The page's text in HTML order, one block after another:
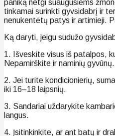
paniką netgi suaugusiems
tinkamai surinkti gyvsidabrį ir
nenukentėtų patys ir artimieji.
Ką daryti, jeigu sudužo
1. Išveskite visus iš patalpos,
Nepamirškite ir naminių gyvūnų.
2. Jei turite kondicionierių,
iki 16–18 laipsnių.
3. Sandariai uždarykite
langus.
4. Įsitinkinkite, ar ant batų ir